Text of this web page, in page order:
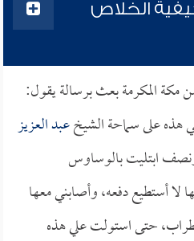
الخلاص
المكرمة بعث برسالة يقول:
هذه على سماحة الشيخعبد العزيز
ابتليت بالوساوس
لا أستطيع دفعه، وأصابني معها
حتى استولت علي هذه